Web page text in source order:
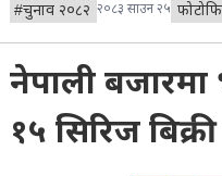
#चुनाव २०८२ २०८३ साउन २५
नेपाली
१५ सिरिज